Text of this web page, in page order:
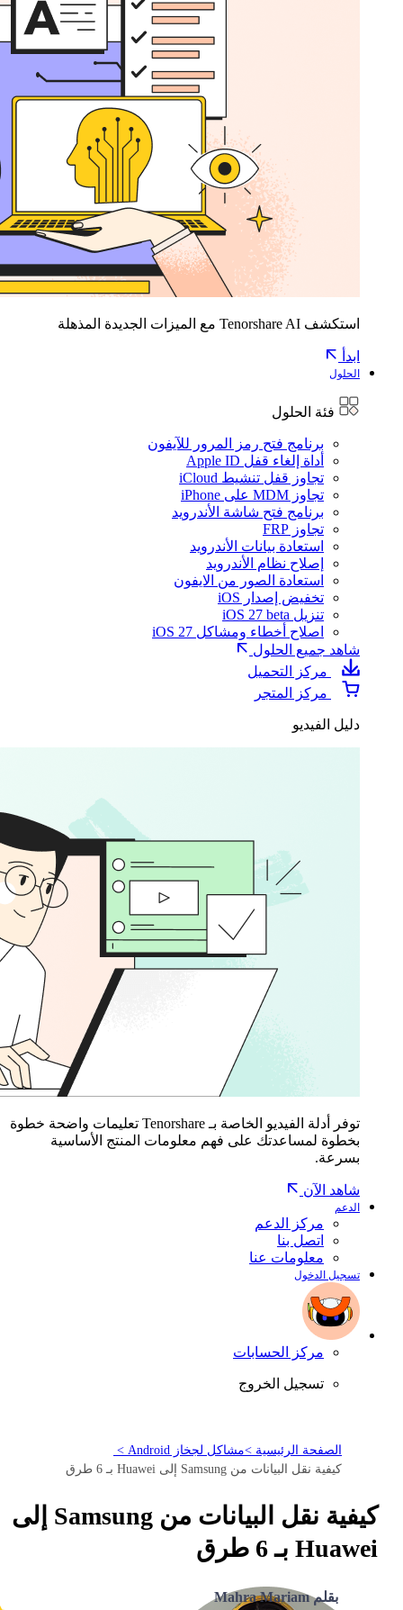
استكشف Tenorshare AI مع الميزات الجديدة المذهلة
ابدأ
الحلول
فئة الحلول
برنامج فتح رمز المرور للآيفون
أداة إلغاء قفل Apple ID
تجاوز قفل تنشيط iCloud
تجاوز MDM على iPhone
برنامج فتح شاشة الأندرويد
تجاوز FRP
استعادة بيانات الأندرويد
إصلاح نظام الأندرويد
استعادة الصور من الايفون
تخفيض إصدار iOS
تنزيل iOS 27 beta
اصلاح أخطاء ومشاكل iOS 27
شاهد جميع الحلول
مركز التحميل
مركز المتجر
دليل الفيديو
توفر أدلة الفيديو الخاصة بـ Tenorshare تعليمات واضحة خطوة
بخطوة لمساعدتك على فهم معلومات المنتج الأساسية
بسرعة.
شاهد الآن
الدعم
مركز الدعم
اتصل بنا
معلومات عنا
تسجيل الدخول
مركز الحسابات
تسجيل الخروج
الصفحة الرئيسية >مشاكل لجخاز Android >
كيفية نقل البيانات من Samsung إلى Huawei بـ 6 طرق
كيفية نقل البيانات من Samsung إلى
Huawei بـ 6 طرق
بقلم Mahra Mariam